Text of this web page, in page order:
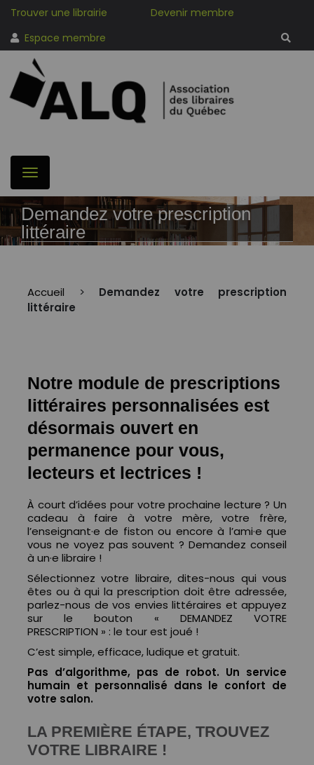
Trouver une librairie
Devenir membre
Espace membre
Demandez votre prescription
littéraire
Accueil > Demandez votre prescription
littéraire
Notre module de prescriptions
littéraires personnalisées est
désormais ouvert en
permanence pour vous,
lecteurs et lectrices !
À court d’idées pour votre prochaine lecture ? Un
cadeau à faire à votre mère, votre frère,
l’enseignant·e de fiston ou encore à l’ami·e que
vous ne voyez pas souvent ? Demandez conseil
à un·e libraire !
Sélectionnez votre libraire, dites-nous qui vous
êtes ou à qui la prescription doit être adressée,
parlez-nous de vos envies littéraires et appuyez
sur le bouton « DEMANDEZ VOTRE
PRESCRIPTION » : le tour est joué !
C’est simple, efficace, ludique et gratuit.
Pas d’algorithme, pas de robot. Un service
humain et personnalisé dans le confort de
votre salon.
LA PREMIÈRE ÉTAPE, TROUVEZ
VOTRE LIBRAIRE !